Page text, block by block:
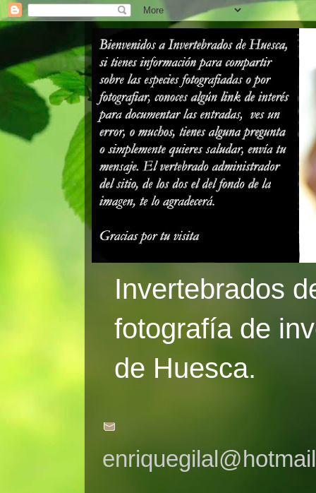
Invertebrados
fotografía de
de Huesca.